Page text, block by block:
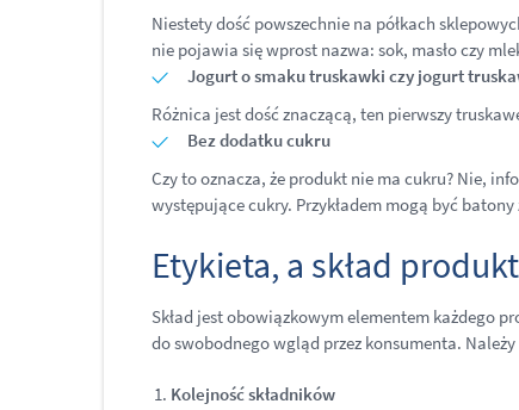
Niestety dość powszechnie na półkach
nie pojawia się wprost nazwa: sok, masło czy
Jogurt o smaku truskawki czy jogurt
Różnica jest dość znaczącą, ten pierwszy
Bez dodatku cukru
Czy to oznacza, że produkt nie ma cukru? Nie,
występujące cukry. Przykładem mogą być
Etykieta, a skład
Skład jest obowiązkowym elementem każdego
do swobodnego wgląd przez konsumenta.
Kolejność składników